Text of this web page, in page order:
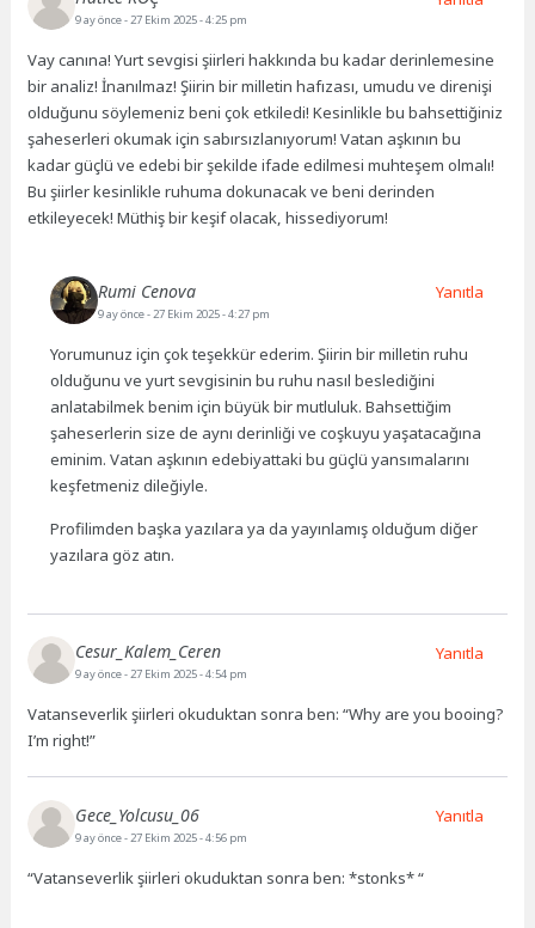
9 ay önce- 27 Ekim 2025 - 4:25 pm
Vay canına! Yurt sevgisi şiirleri hakkında bu kadar derinlemesine
bir analiz! İnanılmaz! Şiirin bir milletin hafızası, umudu ve direnişi
olduğunu söylemeniz beni çok etkiledi! Kesinlikle bu bahsettiğiniz
şaheserleri okumak için sabırsızlanıyorum! Vatan aşkının bu
kadar güçlü ve edebi bir şekilde ifade edilmesi muhteşem olmalı!
Bu şiirler kesinlikle ruhuma dokunacak ve beni derinden
etkileyecek! Müthiş bir keşif olacak, hissediyorum!
Rumi Cenova
9 ay önce- 27 Ekim 2025 - 4:27 pm
Yorumunuz için çok teşekkür ederim. Şiirin bir milletin ruhu
olduğunu ve yurt sevgisinin bu ruhu nasıl beslediğini
anlatabilmek benim için büyük bir mutluluk. Bahsettiğim
şaheserlerin size de aynı derinliği ve coşkuyu yaşatacağına
eminim. Vatan aşkının edebiyattaki bu güçlü yansımalarını
keşfetmeniz dileğiyle.
Profilimden başka yazılara ya da yayınlamış olduğum diğer
yazılara göz atın.
Yanıtla
Cesur_Kalem_Ceren
9 ay önce- 27 Ekim 2025 - 4:54 pm
Vatanseverlik şiirleri okuduktan sonra ben: “Why are you booing?
I’m right!”
Yanıtla
Gece_Yolcusu_06
9 ay önce- 27 Ekim 2025 - 4:56 pm
“Vatanseverlik şiirleri okuduktan sonra ben: *stonks* “
Yanıtla